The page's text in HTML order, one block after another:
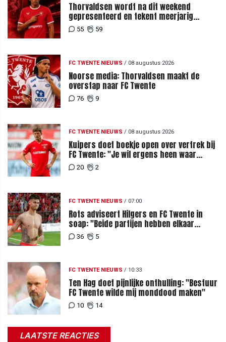
Thorvaldsen wordt na dit weekend
gepresenteerd en tekent meerjarig
contract bij FC Twente
55 59
FC TWENTE NIEUWS / 08 augustus 2026
Noorse media: Thorvaldsen maakt de
overstap naar FC Twente
76 9
FC TWENTE NIEUWS / 08 augustus 2026
Kuipers doet boekje open over vertrek bij
FC Twente: "Je wil ergens heen waar
mensen je waarderen"
20 2
FC TWENTE NIEUWS / 07:00
Rots adviseert Hilgers en FC Twente in
soap: "Beide partijen hebben elkaar
teleurgesteld"
36 5
FC TWENTE NIEUWS / 10:33
Ten Hag doet pijnlijke onthulling: "Bestuur
FC Twente wilde mij monddood maken"
10 14
LAATSTE REACTIES